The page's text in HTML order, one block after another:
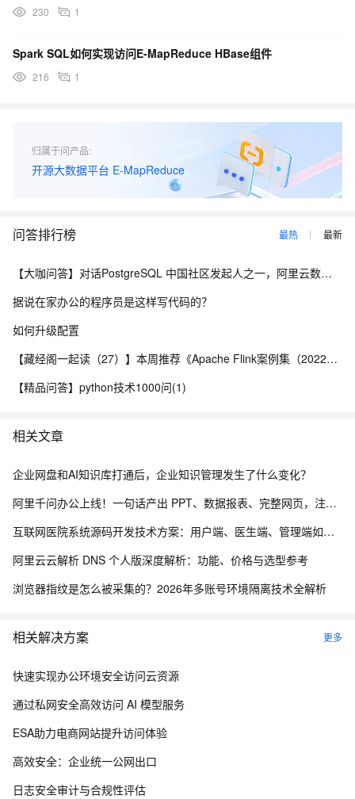
230 1
Spark SQL如何实现访问E-MapReduce HBase组件
216 1
归属于问产品:
开源大数据平台 E-MapReduce
问答排行榜 最热 最新
【大咖问答】对话PostgreSQL 中国社区发起人之一，阿里云数据库高级专家 德哥
据说在家办公的程序员是这样写代码的？
如何升级配置
【藏经阁一起读（27）】本周推荐《Apache Flink案例集（2022版）》，你有哪些心得？
【精品问答】python技术1000问(1)
相关文章
企业网盘和AI知识库打通后，企业知识管理发生了什么变化？
阿里千问办公上线！一句话产出 PPT、数据报表、完整网页，注册送2000积分
互联网医院系统源码开发技术方案：用户端、医生端、管理端如何实现三端协同？
阿里云云解析 DNS 个人版深度解析：功能、价格与选型参考
浏览器指纹是怎么被采集的？2026年多账号环境隔离技术全解析
相关解决方案 更多
快速实现办公环境安全访问云资源
通过私网安全高效访问 AI 模型服务
ESA助力电商网站提升访问体验
高效安全：企业统一公网出口
日志安全审计与合规性评估